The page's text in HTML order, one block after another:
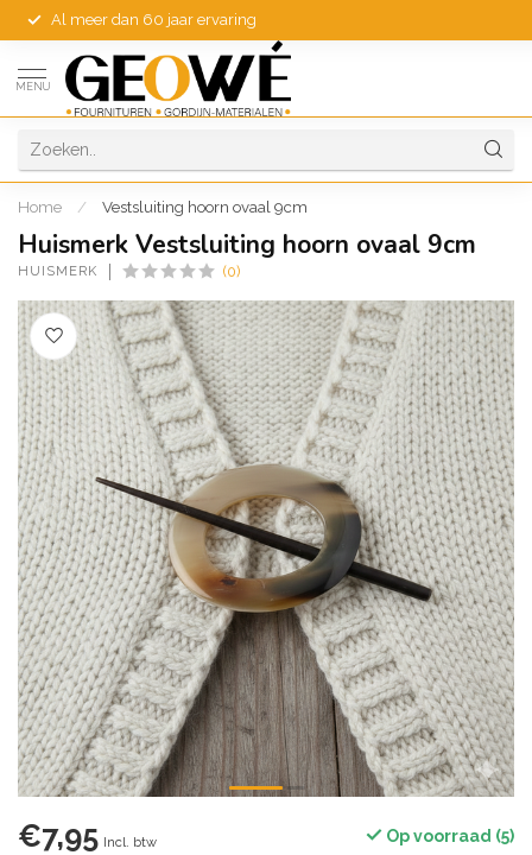
Al meer dan 60 jaar ervaring
MENU
Home / Vestsluiting hoorn ovaal 9cm
Huismerk Vestsluiting hoorn ovaal 9cm
HUISMERK (0)
€7,95 Incl. btw Op voorraad (5)